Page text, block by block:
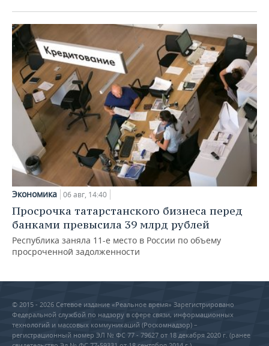
Экономика 06 авг, 14:40
Просрочка татарстанского бизнеса перед
банками превысила 39 млрд рублей
Республика заняла 11-е место в России по объему
просроченной задолженности
© 2015 - 2026 Сетевое издание «Реальное время» Зарегистрировано
Федеральной службой по надзору в сфере связи, информационных
технологий и массовых коммуникаций (Роскомнадзор) –
регистрационный номер ЭЛ № ФС 77 - 79627 от 18 декабря 2020 г. (ранее